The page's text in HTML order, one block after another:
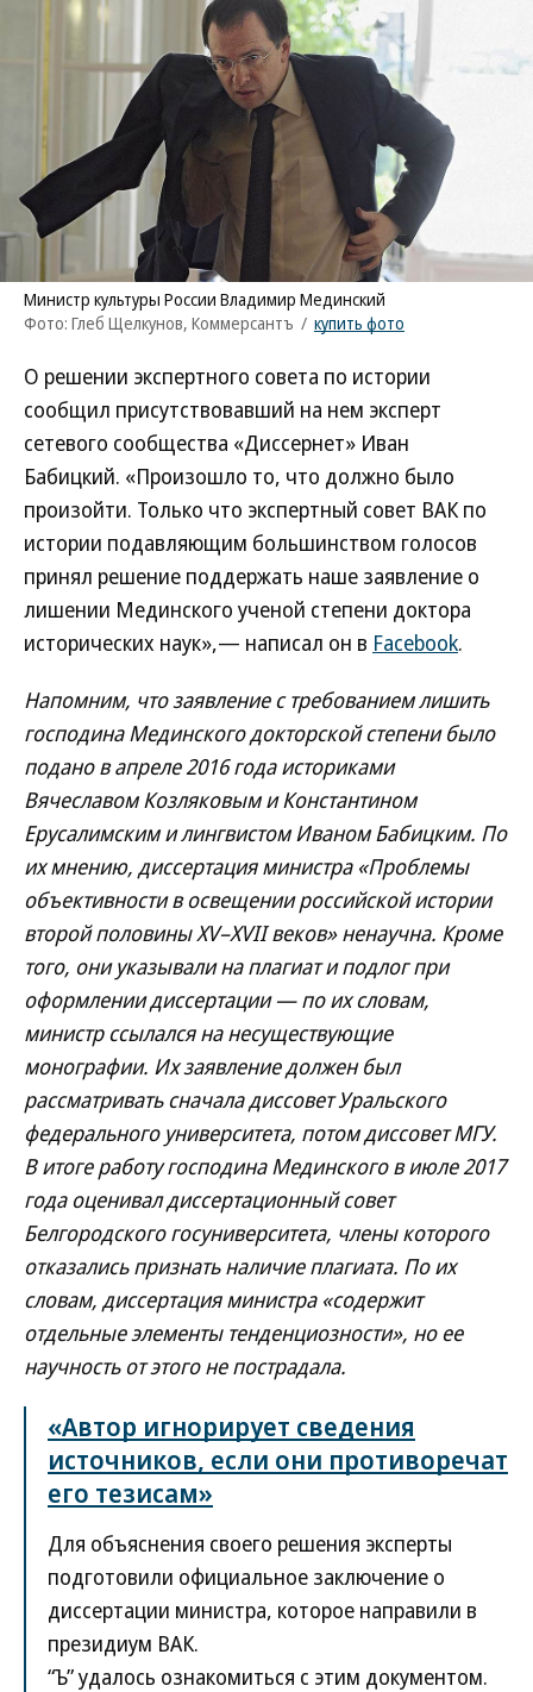
Министр культуры России Владимир Мединский
Фото: Глеб Щелкунов, Коммерсантъ / купить фото
О решении экспертного совета по истории
сообщил присутствовавший на нем эксперт
сетевого сообщества «Диссернет» Иван
Бабицкий. «Произошло то, что должно было
произойти. Только что экспертный совет ВАК по
истории подавляющим большинством голосов
принял решение поддержать наше заявление о
лишении Мединского ученой степени доктора
исторических наук»,— написал он в Facebook.
Напомним, что заявление с требованием лишить
господина Мединского докторской степени было
подано в апреле 2016 года историками
Вячеславом Козляковым и Константином
Ерусалимским и лингвистом Иваном Бабицким. По
их мнению, диссертация министра «Проблемы
объективности в освещении российской истории
второй половины XV–XVII веков» ненаучна. Кроме
того, они указывали на плагиат и подлог при
оформлении диссертации — по их словам,
министр ссылался на несуществующие
монографии. Их заявление должен был
рассматривать сначала диссовет Уральского
федерального университета, потом диссовет МГУ.
В итоге работу господина Мединского в июле 2017
года оценивал диссертационный совет
Белгородского госуниверситета, члены которого
отказались признать наличие плагиата. По их
словам, диссертация министра «содержит
отдельные элементы тенденциозности», но ее
научность от этого не пострадала.
«Автор игнорирует сведения
источников, если они противоречат
его тезисам»
Для объяснения своего решения эксперты
подготовили официальное заключение о
диссертации министра, которое направили в
президиум ВАК.
“Ъ” удалось ознакомиться с этим документом.